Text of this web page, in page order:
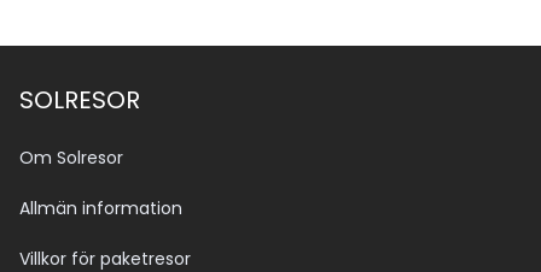
SOLRESOR
Om Solresor
Allmän information
Villkor för paketresor